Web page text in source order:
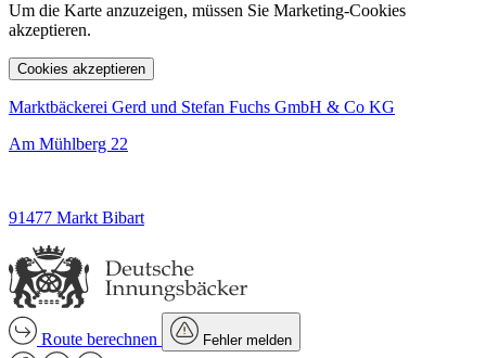
Um die Karte anzuzeigen, müssen Sie Marketing-Cookies
akzeptieren.
Cookies akzeptieren
Marktbäckerei Gerd und Stefan Fuchs GmbH & Co KG
Am Mühlberg 22
91477 Markt Bibart
Route berechnen Fehler melden